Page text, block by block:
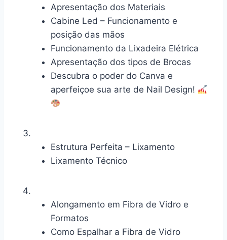
Apresentação dos Materiais
Cabine Led – Funcionamento e
posição das mãos
Funcionamento da Lixadeira Elétrica
Apresentação dos tipos de Brocas
Descubra o poder do Canva e
aperfeiçoe sua arte de Nail Design!
Estrutura Perfeita – Lixamento
Lixamento Técnico
Alongamento em Fibra de Vidro e
Formatos
Como Espalhar a Fibra de Vidro